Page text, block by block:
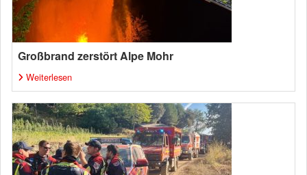
Großbrand zerstört Alpe Mohr
Weiterlesen